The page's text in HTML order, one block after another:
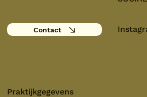
Contact
Praktijkgegevens